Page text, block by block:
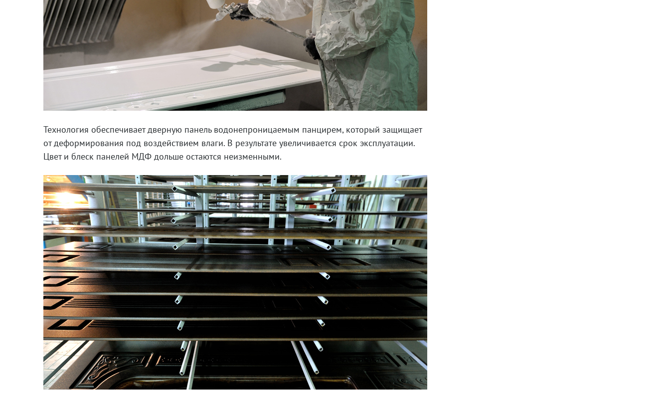
Технология обеспечивает дверную панель водонепроницаемым панцирем, который защищает
от деформирования под воздействием влаги. В результате увеличивается срок эксплуатации.
Цвет и блеск панелей МДФ дольше остаются неизменными.